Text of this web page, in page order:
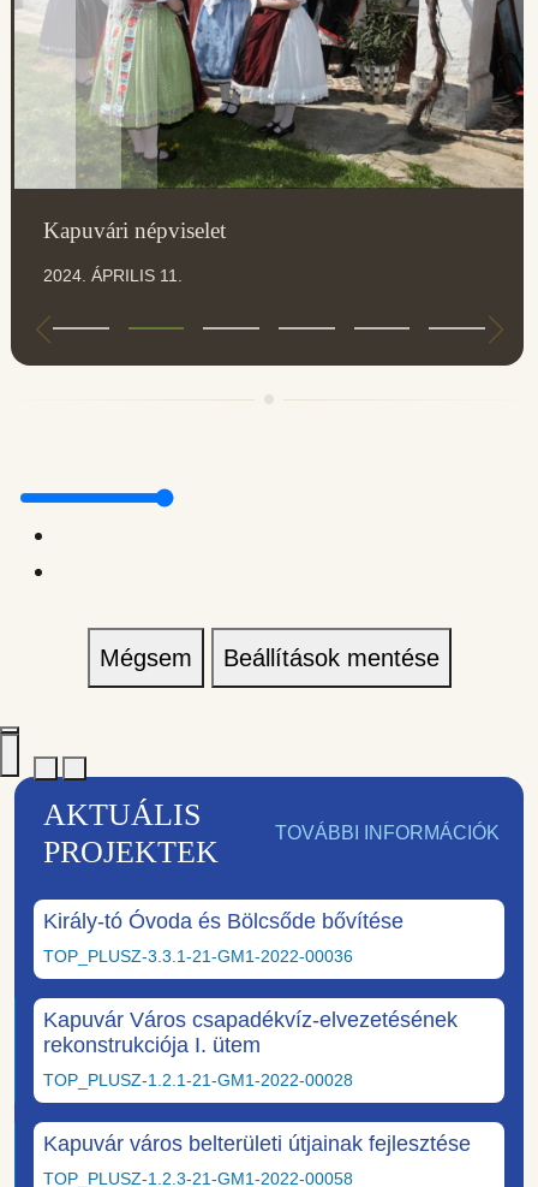
Kapuvári népviselet
2024. ÁPRILIS 11.
Mégsem Beállítások mentése
AKTUÁLIS
PROJEKTEK
TOVÁBBI INFORMÁCIÓK
Király-tó Óvoda és Bölcsőde bővítése
TOP_PLUSZ-3.3.1-21-GM1-2022-00036
Kapuvár Város csapadékvíz-elvezetésének
rekonstrukciója I. ütem
TOP_PLUSZ-1.2.1-21-GM1-2022-00028
Kapuvár város belterületi útjainak fejlesztése
TOP_PLUSZ-1.2.3-21-GM1-2022-00058